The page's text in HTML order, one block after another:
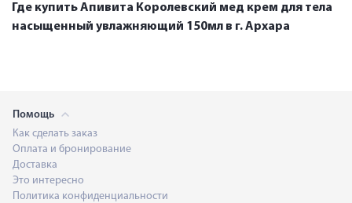
Где купить Апивита Королевский мед крем для тела
насыщенный увлажняющий 150мл в г. Архара
Помощь
Как сделать заказ
Оплата и бронирование
Доставка
Это интересно
Политика конфиденциальности